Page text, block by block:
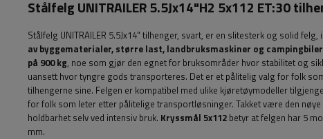
Stålfelg UNITRAILER 5.5Jx14"H2 5x112 ET:30
Stålfelg UNITRAILER 5.5Jx14" tilhenger, svart, er en slitesterk og solid felg,
av byggematerialer, større last, landbruksmaskiner og campingbiler
på 900 kg, noe som gjør den egnet for bruksområder hvor stabilitet og
uansett hvor tyngre gods transporteres. Det er et pålitelig valg for folk
tilhengerne sine. Felgen er kompatibel med ulike kjøretøymodeller
for folk som leter etter pålitelige transportløsninger. Takket være den
holdbarhet selv ved intensiv bruk. Kryssmål 5x112 betyr at felgen har 5
mm.